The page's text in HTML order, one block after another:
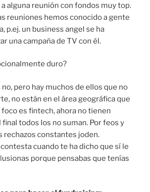
alguna reunión con fondos muy top.
reuniones hemos conocido a gente
p.ej. un business angel se ha
una campaña de TV con él.
duro?
pero hay muchos de ellos que no
no están en el área geográfica que
es fintech, ahora no tienen
todos los no suman. Por feos y
rechazos constantes joden.
cuando te ha dicho que sí le
porque pensabas que tenías